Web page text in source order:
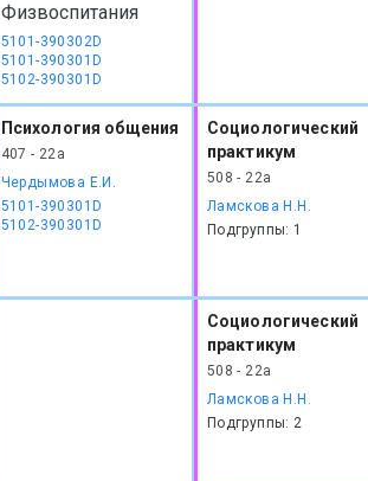
Физвоспитания
5101-390302D
5101-390301D
5102-390301D
Психология общения
407 - 22а
Чердымова Е.И.
5101-390301D
5102-390301D
Социологический
практикум
508 - 22а
Ламскова Н.Н.
Подгруппы: 1
Социологический
практикум
508 - 22а
Ламскова Н.Н.
Подгруппы: 2